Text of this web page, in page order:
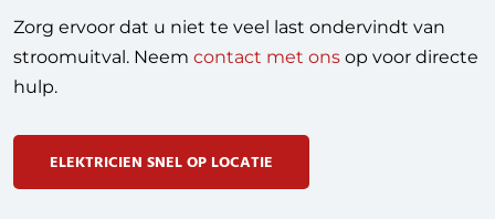
Zorg ervoor dat u niet te veel last ondervindt van
stroomuitval. Neem contact met ons op voor directe
hulp.
ELEKTRICIEN SNEL OP LOCATIE